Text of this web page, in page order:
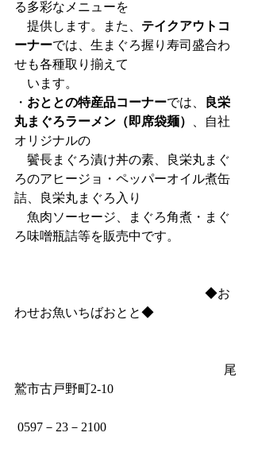
る多彩なメニューを
提供します。また、 テイクアウトコ
ーナーでは、生まぐろ握り寿司盛合わ
せも各種取り揃えて
います。
・ おととの特産品コーナーでは、
良栄
丸まぐろラーメン（即席袋麺）
、自社
オリジナルの
鬢長まぐろ漬け丼の素、良栄丸まぐ
ろのアヒージョ・ペッパーオイル煮缶
詰、良栄丸まぐろ入り
魚肉ソーセージ、まぐろ角煮・まぐ
ろ味噌瓶詰等を販売中です。
◆お
わせお魚いちばおとと◆
尾
鷲市古戸野町2‐10
0597－23－2100